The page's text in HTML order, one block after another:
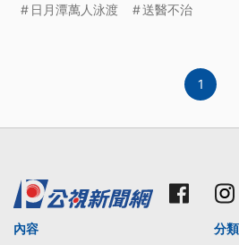
日月潭萬人泳渡 送醫不治
1
內容
分類